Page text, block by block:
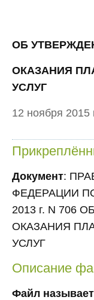
ОБ
ОКАЗАНИЯ
УСЛУГ
12 ноября 2015
Документ:
ФЕДЕРАЦИИ
2013 г. N 706
ОКАЗАНИЯ
УСЛУГ
Описание
Файл